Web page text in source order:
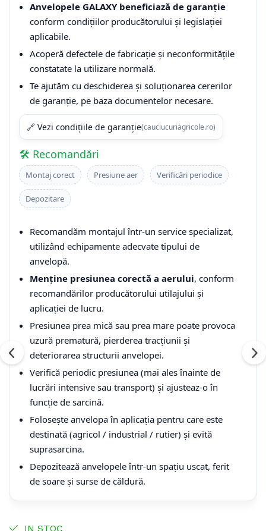
Anvelopele GALAXY beneficiază de garanție
conform condițiilor producătorului și legislației
aplicabile.
Acoperă defectele de fabricație și neconformitățile
constatate la utilizare normală.
Te ajutăm cu deschiderea și soluționarea cererilor
de garanție, pe baza documentelor necesare.
🔗 Vezi condițiile de garanție(cauciucuriagricole.ro)
🛠️ Recomandări
Montaj corect Presiune aer Verificări periodice
Depozitare
Recomandăm montajul într-un service specializat,
utilizând echipamente adecvate tipului de
anvelopă.
Menține presiunea corectă a aerului, conform
recomandărilor producătorului utilajului și
aplicației de lucru.
Presiunea prea mică sau prea mare poate provoca
uzură prematură, pierderea tracțiunii și
deteriorarea structurii anvelopei.
Verifică periodic presiunea (mai ales înainte de
lucrări intensive sau transport) și ajusteaz-o în
funcție de sarcină.
Folosește anvelopa în aplicația pentru care este
destinată (agricol / industrial / rutier) și evită
suprasarcina.
Depozitează anvelopele într-un spațiu uscat, ferit
de soare și surse de căldură.
IN STOC